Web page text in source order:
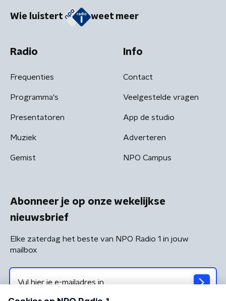
Wie luistert weet meer
Radio
Frequenties
Programma's
Presentatoren
Muziek
Gemist
Info
Contact
Veelgestelde vragen
App de studio
Adverteren
NPO Campus
Abonneer je op onze wekelijkse
nieuwsbrief
Elke zaterdag het beste van NPO Radio 1 in jouw
mailbox